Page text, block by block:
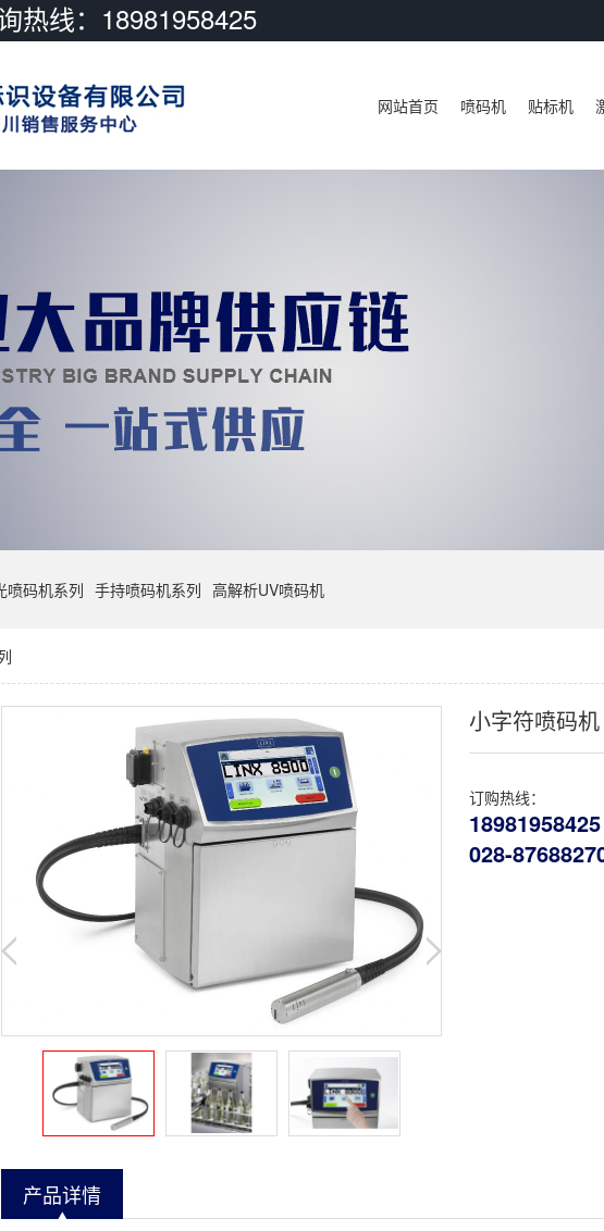
热线：18981958425
网站首页 喷码机 贴标机
喷码机系列 手持喷码机系列 高解析UV喷码机
小字符喷码
订购热线：
18981958425
028-
产品详情